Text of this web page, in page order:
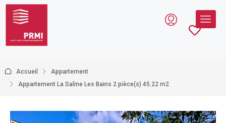
Accueil
Appartement
Appartement La Saline Les Bains 2 pièce(s) 45.22 m2